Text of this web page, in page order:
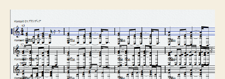
楽
譜
を、
演
奏